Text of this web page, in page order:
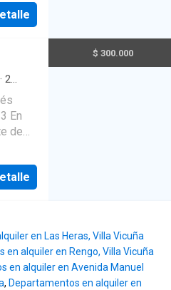
que
· 2
de
$ 300.000
en Las Heras, Villa Vicuña
en alquiler en Rengo, Villa Vicuña
en alquiler en Avenida Manuel
, Departamentos en alquiler en